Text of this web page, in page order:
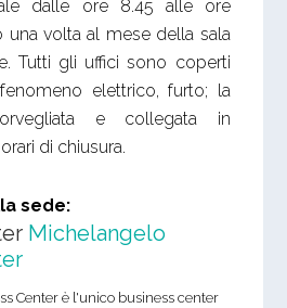
dalle ore 8.45 alle ore
una volta al mese della sala
Tutti gli uffici sono coperti
elettrico, furto; la
e collegata in
di chiusura.
sede:
Michelangelo
Center è l'unico business center